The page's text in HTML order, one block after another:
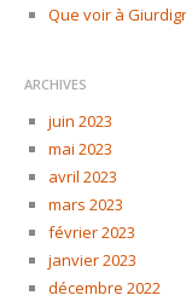
Que voir à
ARCHIVES
juin 2023
mai 2023
avril 2023
mars 2023
février 2023
janvier 2023
décembre 2022